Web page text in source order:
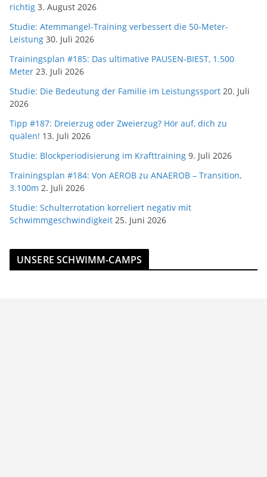
richtig 3. August 2026
Studie: Atemmangel-Training verbessert die 50-Meter-
Leistung 30. Juli 2026
Trainingsplan #185: Das ultimative PAUSEN-BIEST, 1.500
Meter 23. Juli 2026
Studie: Die Bedeutung der Familie im Leistungssport 20. Juli
2026
Tipp #187: Dreierzug oder Zweierzug? Hör auf, dich zu
quälen! 13. Juli 2026
Studie: Blockperiodisierung im Krafttraining 9. Juli 2026
Trainingsplan #184: Von AEROB zu ANAEROB – Transition,
3.100m 2. Juli 2026
Studie: Schulterrotation korreliert negativ mit
Schwimmgeschwindigkeit 25. Juni 2026
UNSERE SCHWIMM-CAMPS